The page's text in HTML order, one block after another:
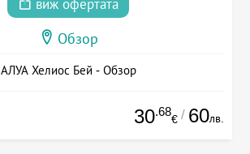
виж офертата
Обзор
АЛУА Хелиос Бей - Обзор
30.68
€ / 60лв.